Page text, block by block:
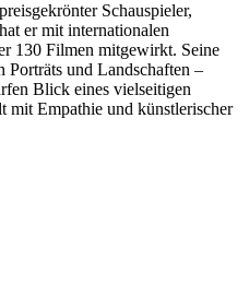
Schauspieler,
er mit internationalen
130 Filmen mitgewirkt. Seine
Porträts und Landschaften –
Blick eines vielseitigen
mit Empathie und künstlerischer